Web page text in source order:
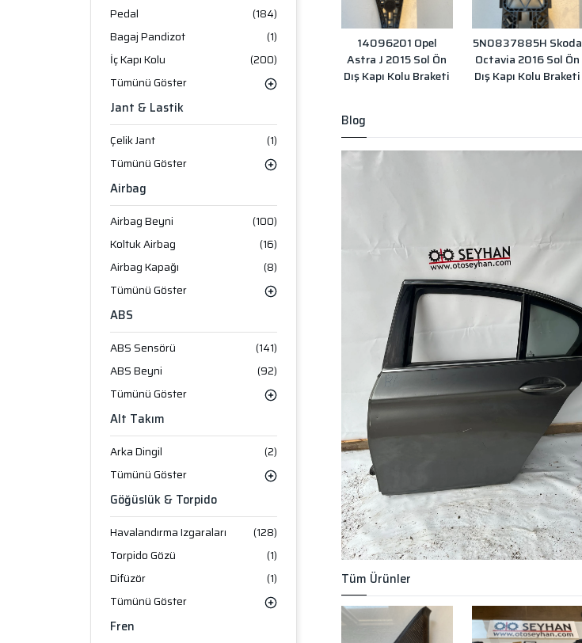
Pedal
(184)
Bagaj Pandizot
(1)
İç Kapı Kolu
(200)
Tümünü Göster
Jant & Lastik
Çelik Jant
(1)
Tümünü Göster
Airbag
Airbag Beyni
(100)
Koltuk Airbag
(16)
Airbag Kapağı
(8)
Tümünü Göster
ABS
ABS Sensörü
(141)
ABS Beyni
(92)
Tümünü Göster
Alt Takım
Arka Dingil
(2)
Tümünü Göster
Göğüslük & Torpido
Havalandırma Izgaraları
(128)
Torpido Gözü
(1)
Difüzör
(1)
Tümünü Göster
Fren
14096201 Opel
Astra J 2015 Sol Ön
Dış Kapı Kolu Braketi
5N0837885H Skoda
Octavia 2016 Sol Ön
Dış Kapı Kolu Braketi
Blog
Tüm Ürünler